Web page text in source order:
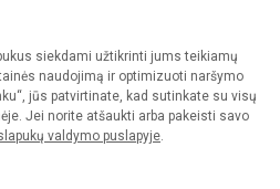
siekdami užtikrinti jums teikiamų
naudojimą ir optimizuoti naršymo
jūs patvirtinate, kad sutinkate su visų
Jei norite atšaukti arba pakeisti savo
valdymo puslapyje.
Visos teisės saugomos.
sutikimo griežtai draudžiama.
Slapukų politika